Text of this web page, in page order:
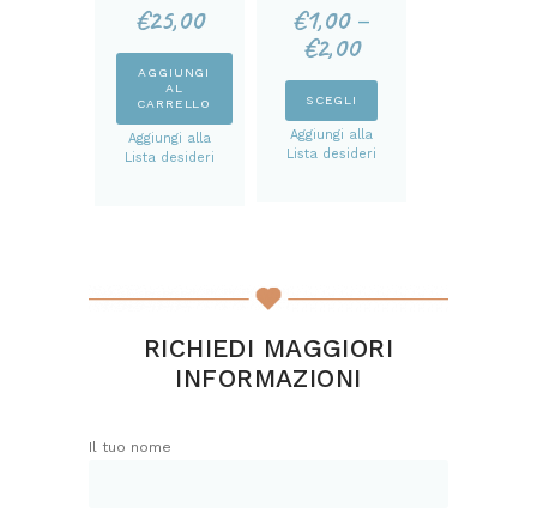
KIT
€25,00
AGGIUNGI
AL
CARRELLO
Aggiungi alla
Lista desideri
€1,00–
€2,00
SCEGLI
essere
nella
Aggiungi alla
Lista desideri
RICHIEDI MAGGIORI
INFORMAZIONI
Il tuo nome